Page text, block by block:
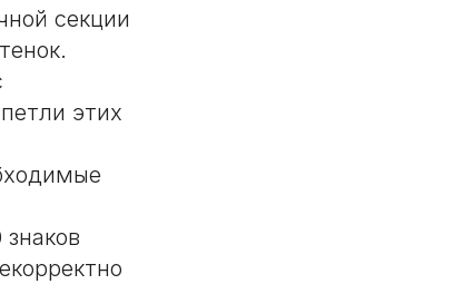
секции
этих